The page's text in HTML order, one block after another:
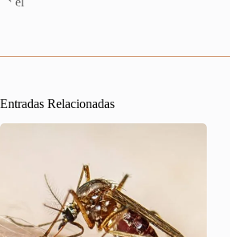
Entradas Relacionadas